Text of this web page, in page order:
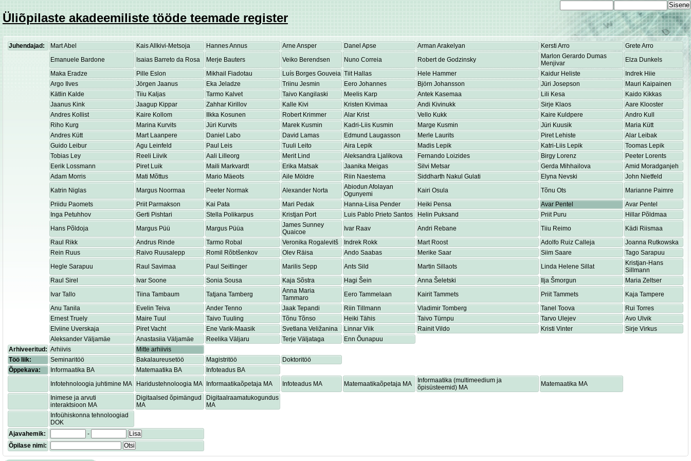
Üliõpilaste akadeemiliste tööde teemade register
Juhendajad: Mart Abel Kais Allkivi-Metsoja Hannes Annus Arne Ansper Danel Apse Arman Arakelyan Kersti Arro
Grete Arro
Emanuele Bardone
Isaias Barreto da Rosa Merje Bauters Veiko Berendsen Nuno Correia Robert de Godzinsky
Marlon Gerardo Dumas
Menjivar
Elza Dunkels
Maka Eradze
Pille Eslon Mikhail Fiadotau Luís Borges Gouveia Tiit Hallas Hele Hammer Kaidur Heliste
Indrek Hiie
Argo Ilves
Jörgen Jaanus Eka Jeladze Triinu Jesmin Eero Johannes Björn Johansson Jüri Josepson
Mauri Kaipainen
Kätlin Kalde
Tiiu Kaljas Tarmo Kalvet Taivo Kangilaski Meelis Karp Antek Kasemaa Lili Kesa
Kaido Kikkas
Jaanus Kink
Jaagup Kippar Zahhar Kirillov Kalle Kivi Kristen Kivimaa Andi Kivinukk Sirje Klaos
Aare Klooster
Andres Kollist
Kaire Kollom Ilkka Kosunen Robert Krimmer Alar Krist Vello Kukk Kaire Kuldpere
Andro Kull
Riho Kurg
Marina Kurvits Jüri Kurvits Marek Kusmin Kadri-Liis Kusmin Marge Kusmin Jüri Kuusik
Maria Kütt
Andres Kütt
Mart Laanpere Daniel Labo David Lamas Edmund Laugasson Merle Laurits Piret Lehiste
Alar Leibak
Guido Leibur
Agu Leinfeld Paul Leis Tuuli Leito Aira Lepik Madis Lepik Katri-Liis Lepik
Toomas Lepik
Tobias Ley
Reeli Liivik Aali Lilleorg Merit Lind Aleksandra Ljalikova Fernando Loizides Birgy Lorenz
Peeter Lorents
Eerik Lossmann
Piret Luik Maili Markvardt Erika Matsak Jaanika Meigas Silvi Metsar Gerda Mihhailova
Amid Moradganjeh
Adam Morris
Mati Mõttus Mario Mäeots Aile Möldre Riin Naestema Siddharth Nakul Gulati Elyna Nevski
John Nietfeld
Katrin Niglas
Margus Noormaa Peeter Normak Alexander Norta
Abiodun Afolayan
Ogunyemi
Kairi Osula Tõnu Ots
Marianne Paimre
Priidu Paomets
Priit Parmakson Kai Pata Mari Pedak Hanna-Liisa Pender Heiki Pensa Avar Pentel
Avar Pentel
Inga Petuhhov
Gerti Pishtari Stella Polikarpus Kristjan Port Luis Pablo Prieto Santos Helin Puksand Priit Puru
Hillar Põldmaa
Hans Põldoja
Margus Püü Margus Püüa
James Sunney
Quaicoe
Ivar Raav Andri Rebane Tiiu Reimo
Kädi Riismaa
Raul Rikk
Andrus Rinde Tarmo Robal Veronika Rogalevitš Indrek Rokk Mart Roost Adolfo Ruiz Calleja
Joanna Rutkowska
Rein Ruus
Raivo Ruusalepp Romil Rõbtšenkov Olev Räisa Ando Saabas Merike Saar Siim Saare
Tago Sarapuu
Hegle Sarapuu
Raul Savimaa Paul Seitlinger Marilis Sepp Ants Sild Martin Sillaots Linda Helene Sillat
Kristjan-Hans
Sillmann
Raul Sirel
Ivar Soone Sonia Sousa Kaja Sõstra Hagi Šein Anna Šeletski Ilja Šmorgun
Maria Zeltser
Ivar Tallo
Tiina Tambaum Tatjana Tamberg
Anna Maria
Tammaro
Eero Tammelaan Kairit Tammets Priit Tammets
Kaja Tampere
Anu Tanila
Evelin Teiva Ander Tenno Jaak Tepandi Riin Tillmann Vladimir Tomberg Tanel Toova
Rui Torres
Ernest Truely
Maire Tuul Taivo Tuuling Tõnu Tõnso Heiki Tähis Taivo Türnpu Tarvo Ulejev
Avo Ulvik
Elviine Uverskaja
Piret Vacht Ene Varik-Maasik Svetlana Veližanina Linnar Viik Rainit Vildo Kristi Vinter
Sirje Virkus
Aleksander Väljamäe
Anastasiia Väljamäe Reelika Väljaru Terje Väljataga
Enn Õunapuu
Arhiveeritud: Arhiivis
Mitte arhiivis
Töö liik:
Seminaritöö Bakalaureusetöö Magistritöö
Doktoritöö
Õppekava:
Informaatika BA Matemaatika BA
Infoteadus BA
Infotehnoloogia juhtimine MA
Haridustehnoloogia MA Informaatikaõpetaja MA Infoteadus MA Matemaatikaõpetaja MA
Informaatika (multimeedium ja
õpisüsteemid) MA
Matemaatika MA
Inimese ja arvuti
interaktsioon MA
Digitaalsed õpimängud
MA
Digitaalraamatukogundus
MA
Infoühiskonna tehnoloogiad
DOK
Ajavahemik:
-
Lisa
Õpilase nimi:
Otsi